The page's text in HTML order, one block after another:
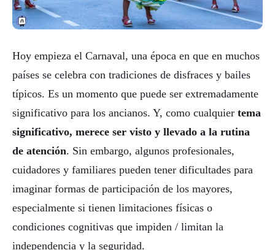
Hoy empieza el Carnaval, una época en que en muchos
países se celebra con tradiciones de disfraces y bailes
típicos. Es un momento que puede ser extremadamente
significativo para los ancianos. Y, como cualquier tema
significativo, merece ser visto y llevado a la rutina
de atención. Sin embargo, algunos profesionales,
cuidadores y familiares pueden tener dificultades para
imaginar formas de participación de los mayores,
especialmente si tienen limitaciones físicas o
condiciones cognitivas que impiden / limitan la
independencia y la seguridad.